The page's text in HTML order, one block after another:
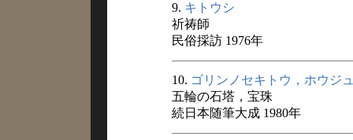
9. キトウシ
祈祷師
民俗採訪 1976年
10. ゴリンノセキトウ，ホウジ
五輪の石塔，宝珠
続日本随筆大成 1980年